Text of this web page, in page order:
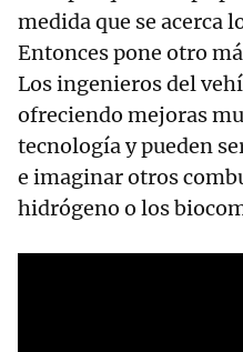
medida que se acerca
Entonces pone otro
Los ingenieros del
ofreciendo mejoras
tecnología y pueden
e imaginar otros
hidrógeno o los